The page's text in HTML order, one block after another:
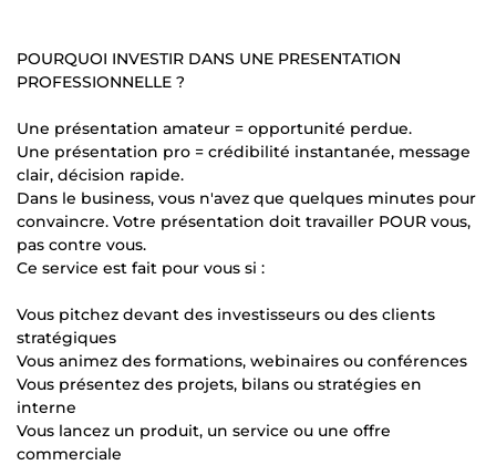
POURQUOI INVESTIR DANS UNE PRESENTATION
PROFESSIONNELLE ?
Une présentation amateur = opportunité perdue.
Une présentation pro = crédibilité instantanée, message
clair, décision rapide.
Dans le business, vous n'avez que quelques minutes pour
convaincre. Votre présentation doit travailler POUR vous,
pas contre vous.
Ce service est fait pour vous si :
Vous pitchez devant des investisseurs ou des clients
stratégiques
Vous animez des formations, webinaires ou conférences
Vous présentez des projets, bilans ou stratégies en
interne
Vous lancez un produit, un service ou une offre
commerciale